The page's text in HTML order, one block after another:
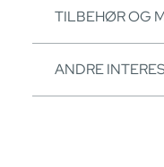
TILBEHØR OG
ANDRE